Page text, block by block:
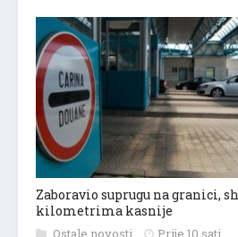
Zaboravio suprugu na granici,
kilometrima kasnije
Ostale novosti Prije 10 sati